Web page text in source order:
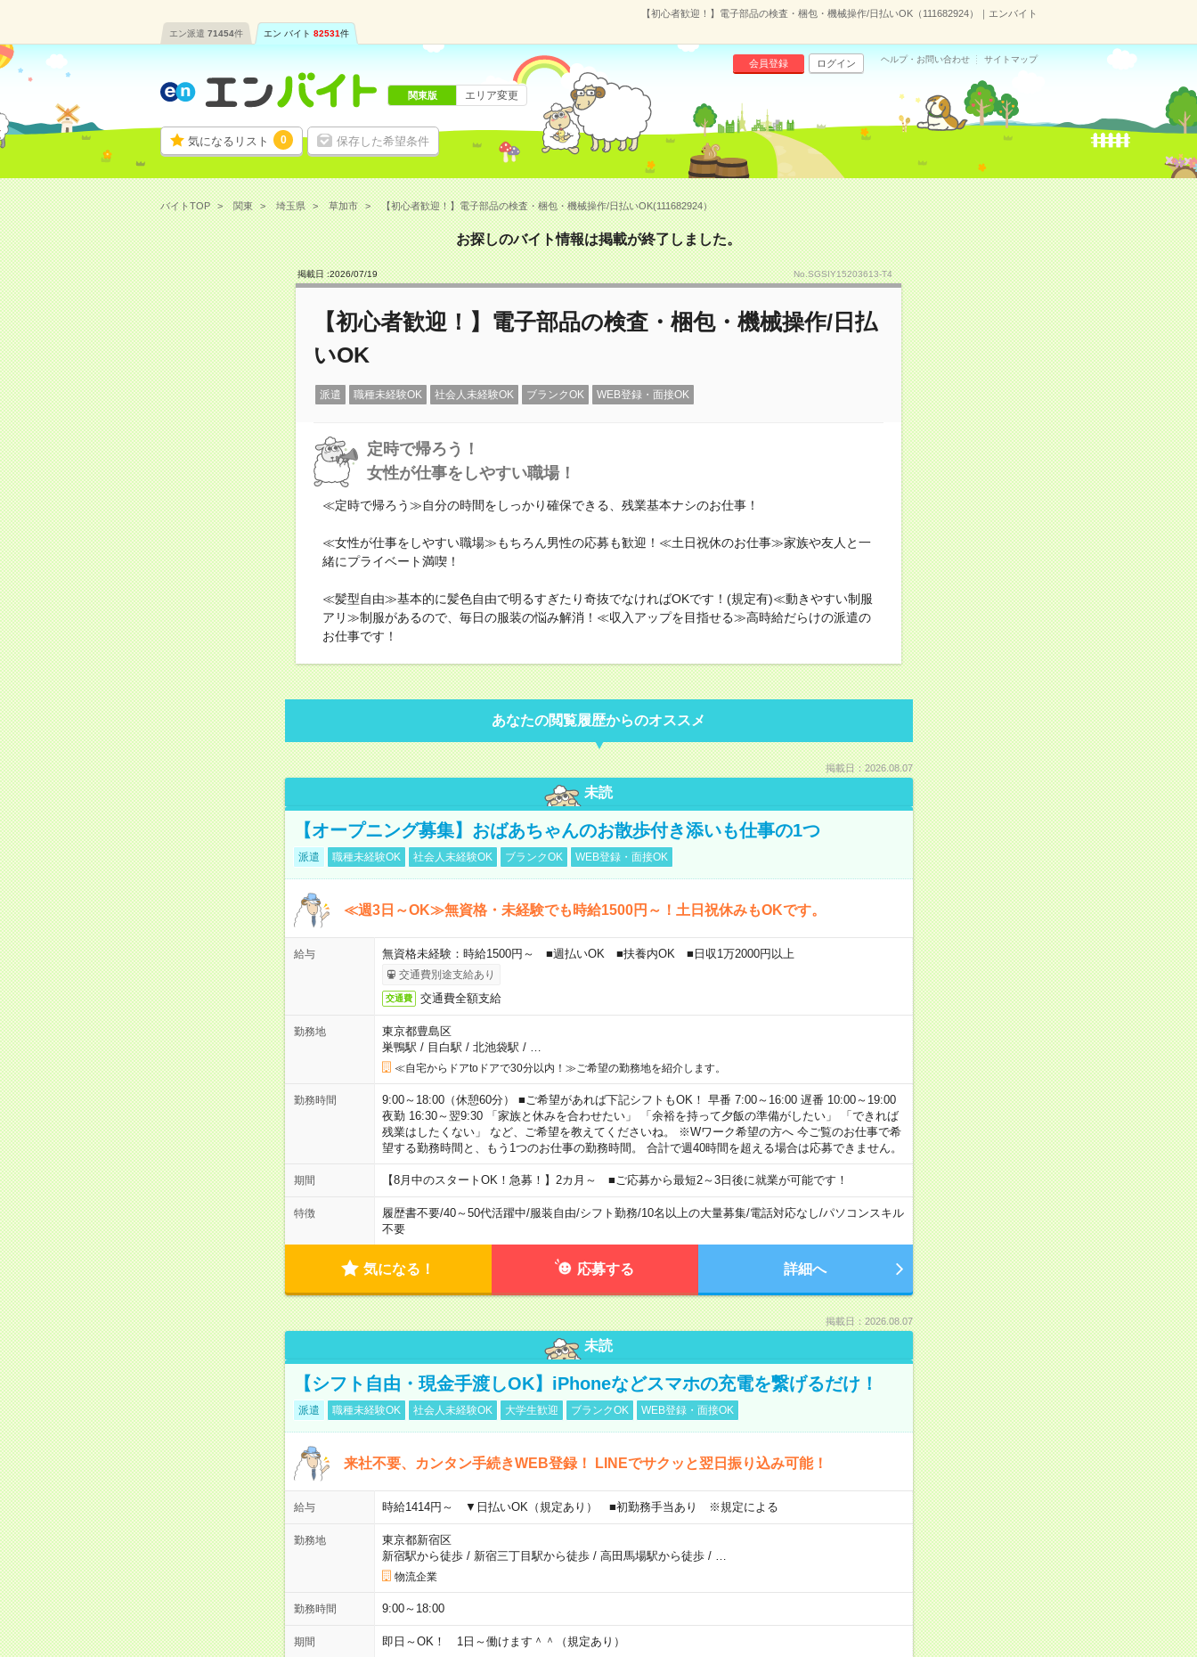
【初心者歓迎！】電子部品の検査・梱包・機械操作/日払いOK（111682924）｜エンバイト
エン派遣 71454件 エン バイト 82531件
気になるリスト 0 保存した希望条件
会員登録 ログイン ヘルプ・お問い合わせ サイトマップ
関東版 エリア変更
バイトTOP 関東 埼玉県 草加市 【初心者歓迎！】電子部品の検査・梱包・機械操作/日払いOK(111682924）
お探しのバイト情報は掲載が終了しました。
掲載日 :2026/07/19 No.SGSIY15203613-T4
【初心者歓迎！】電子部品の検査・梱包・機械操作/日払
いOK
派遣 職種未経験OK 社会人未経験OK ブランクOK WEB登録・面接OK
定時で帰ろう！
女性が仕事をしやすい職場！
≪定時で帰ろう≫自分の時間をしっかり確保できる、残業基本ナシのお仕事！
≪女性が仕事をしやすい職場≫もちろん男性の応募も歓迎！≪土日祝休のお仕事≫家族や友人と一
緒にプライベート満喫！
≪髪型自由≫基本的に髪色自由で明るすぎたり奇抜でなければOKです！(規定有)≪動きやすい制服
アリ≫制服があるので、毎日の服装の悩み解消！≪収入アップを目指せる≫高時給だらけの派遣の
お仕事です！
あなたの閲覧履歴からのオススメ
掲載日：2026.08.07
未読
【オープニング募集】おばあちゃんのお散歩付き添いも仕事の1つ
派遣 職種未経験OK 社会人未経験OK ブランクOK WEB登録・面接OK
≪週3日～OK≫無資格・未経験でも時給1500円～！土日祝休みもOKです。
給与 無資格未経験：時給1500円～ ■週払いOK ■扶養内OK ■日収1万2000円以上
交通費別途支給あり
交通費 交通費全額支給
勤務地
東京都豊島区
巣鴨駅 / 目白駅 / 北池袋駅 /
≪自宅からドアtoドアで30分以内！≫ご希望の勤務地を紹介します。
勤務時間
9:00～18:00（休憩60分） ■ご希望があれば下記シフトもOK！ 早番 7:00～16:00 遅番 10:00～19:00
夜勤 16:30～翌9:30 「家族と休みを合わせたい」 「余裕を持って夕飯の準備がしたい」 「できれば
残業はしたくない」 など、ご希望を教えてくださいね。 ※Wワーク希望の方へ 今ご覧のお仕事で希
望する勤務時間と、もう1つのお仕事の勤務時間。 合計で週40時間を超える場合は応募できません。
期間 【8月中のスタートOK！急募！】2カ月～ ■ご応募から最短2～3日後に就業が可能です！
特徴 履歴書不要/40～50代活躍中/服装自由/シフト勤務/10名以上の大量募集/電話対応なし/パソコンスキル
不要
気になる！ 応募する 詳細へ
掲載日：2026.08.07
未読
【シフト自由・現金手渡しOK】iPhoneなどスマホの充電を繋げるだけ！
派遣 職種未経験OK 社会人未経験OK 大学生歓迎 ブランクOK WEB登録・面接OK
来社不要、カンタン手続きWEB登録！ LINEでサクッと翌日振り込み可能！
給与 時給1414円～ ▼日払いOK（規定あり） ■初勤務手当あり ※規定による
勤務地
東京都新宿区
新宿駅から徒歩/ 新宿三丁目駅から徒歩/ 高田馬場駅から徒歩/
物流企業
勤務時間 9:00～18:00
期間 即日～OK！ 1日～働けます＾＾（規定あり）